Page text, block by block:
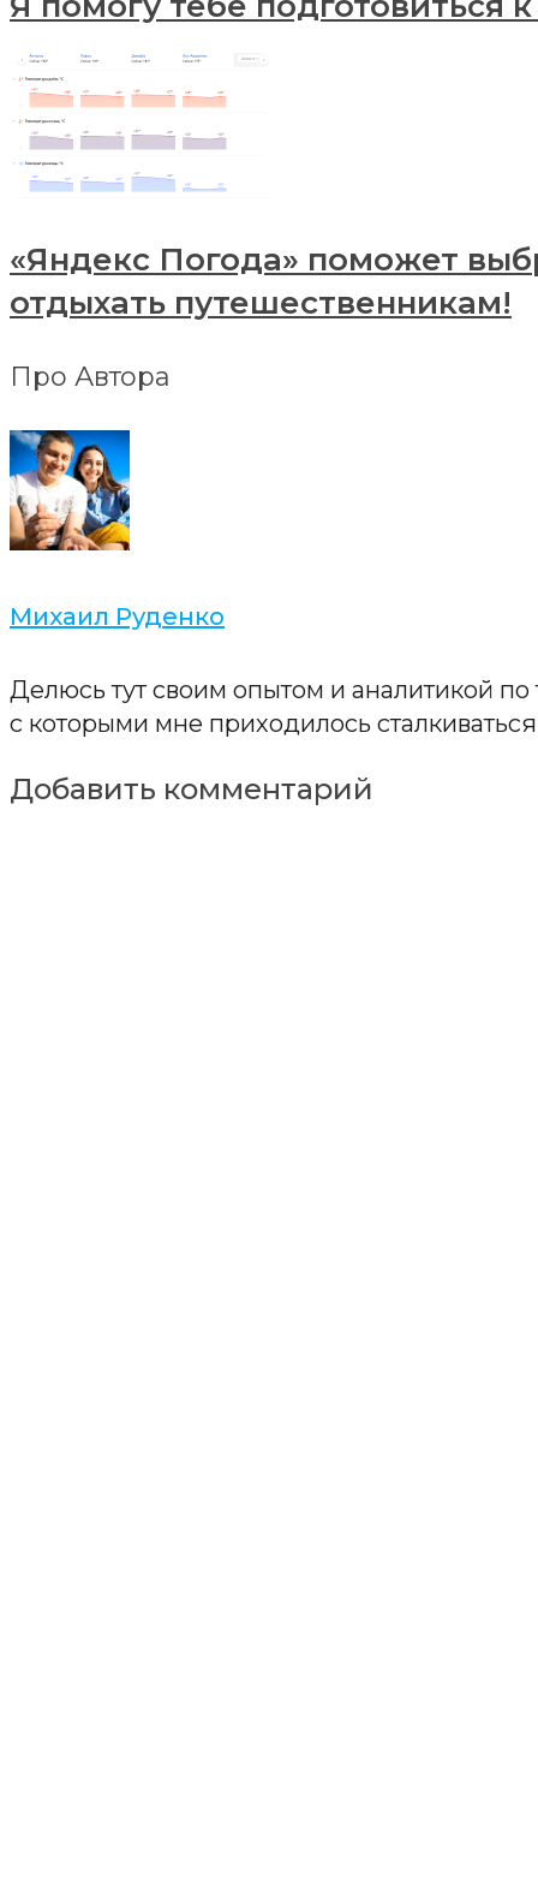
«Яндекс Погода» поможет
отдыхать путешественникам!
Про Автора
Михаил Руденко
Делюсь тут своим опытом и аналитикой
с которыми мне приходилось сталкиваться
Добавить комментарий